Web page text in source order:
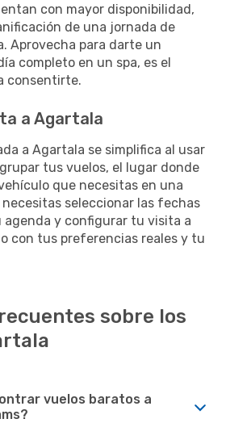
con mayor disponibilidad,
de una jornada de
Aprovecha para darte un
completo en un spa, es el
consentirte.
a Agartala
a Agartala se simplifica al usar
tus vuelos, el lugar donde
que necesitas en una
seleccionar las fechas
agenda y configurar tu visita a
con tus preferencias reales y tu
sobre los
vuelos baratos a